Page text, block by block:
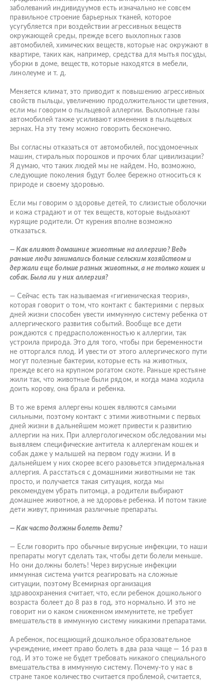
заболеваний индивидуумов есть изначально не совсем
правильное строение барьерных тканей, которое
усугубляется при воздействии агрессивных веществ
окружающей среды, прежде всего выхлопных газов
автомобилей, химических веществ, которые нас окружают в
квартире, таких как, например, средства для мытья посуды,
уборки в доме, веществ, которые находятся в мебели,
линолеуме и т. д.
Меняется климат, это приводит к повышению агрессивных
свойств пыльцы, увеличению продолжительности цветения,
если мы говорим о пыльцевой аллергии. Выхлопные газы
автомобилей также усиливают изменения в пыльцевых
зернах. На эту тему можно говорить бесконечно.
Вы согласны отказаться от автомобилей, посудомоечных
машин, стиральных порошков и прочих благ цивилизации?
Я думаю, что таких людей мы не найдем. Но, возможно,
следующие поколения будут более бережно относиться к
природе и своему здоровью.
Если мы говорим о здоровье детей, то слизистые оболочки
и кожа страдают и от тех веществ, которые выдыхают
курящие родители. От курения вполне возможно
отказаться.
— Как влияют домашние животные на аллергию? Ведь
раньше люди занимались больше сельским хозяйством и
держали еще больше разных животных, а не только кошек и
собак. Была ли у них аллергия?
— Сейчас есть так называемая «гигиеническая теория»,
которая говорит о том, что контакт с бактериями с первых
дней жизни способен увести иммунную систему ребенка от
аллергического развития событий. Вообще все дети
рождаются с предрасположенностью к аллергии, так
устроила природа. Это для того, чтобы при беременности
не отторгался плод. И увести от этого аллергического пути
могут полезные бактерии, которые есть на животных,
прежде всего на крупном рогатом скоте. Раньше крестьяне
жили так, что животные были рядом, и когда мама ходила
доить корову, она брала и ребенка.
В то же время аллергены кошек являются самыми
сильными, поэтому контакт с этими животными с первых
дней жизни в дальнейшем может привести к развитию
аллергии на них. При аллергологическом обследовании мы
выявляем специфические антитела к аллергенам кошек и
собак даже у малышей на первом году жизни. И в
дальнейшем у них скорее всего разовьется эпидермальная
аллергия. А расстаться с домашними животными не так
просто, и получается такая ситуация, когда мы
рекомендуем убрать питомца, а родители выбирают
домашнее животное, а не здоровье ребенка. И потом такие
дети живут, принимая различные препараты.
— Как часто должны болеть дети?
— Если говорить про обычные вирусные инфекции, то наши
препараты могут сделать так, чтобы дети болели меньше.
Но они должны болеть! Через вирусные инфекции
иммунная система учится реагировать на сложные
ситуации, поэтому Всемирная организация
здравоохранения считает, что, если ребенок дошкольного
возраста болеет до 8 раз в год, это нормально. И это не
говорит ни о каком сниженном иммунитете, не требует
вмешательств в иммунную систему никакими препаратами.
А ребенок, посещающий дошкольное образовательное
учреждение, имеет право болеть в два раза чаще — 16 раз в
год. И это тоже не будет требовать никакого специального
вмешательства в иммунную систему. Почему-то у нас в
стране такое количество считается проблемой, считается,